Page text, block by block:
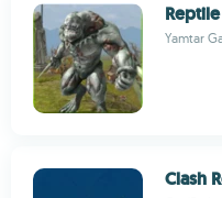
Yamtar
Clash